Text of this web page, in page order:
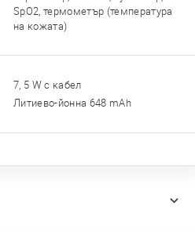
SpO2, термометър (температура
на кожата)
7, 5 W с кабел
Литиево-йонна 648 mAh